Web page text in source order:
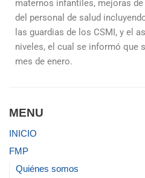
maternos infantiles, mejoras
del personal de salud
las guardias de los CSMI, y el
niveles, el cual se informó que
mes de enero.
MENU
INICIO
FMP
Quiénes somos